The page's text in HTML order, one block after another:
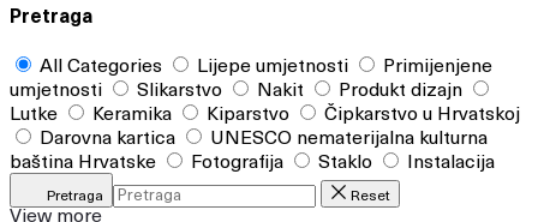
Pretraga
All Categories Lijepe umjetnosti
Primijenjene
umjetnosti
Slikarstvo Nakit
Produkt dizajn
Lutke
Keramika Kiparstvo
Čipkarstvo u Hrvatskoj
Darovna kartica
UNESCO nematerijalna kulturna
baština Hrvatske
Fotografija Staklo Instalacija
Pretraga Reset
View more